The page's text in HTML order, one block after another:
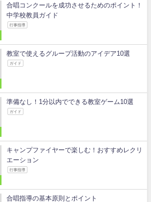
合唱コンクールを成功させるためのポイント！
中学校教員ガイド
行事指導
教室で使えるグループ活動のアイデア10選
ガイド
準備なし！1分以内でできる教室ゲーム10選
ガイド
キャンプファイヤーで楽しむ！おすすめレクリ
エーション
行事指導
合唱指導の基本原則とポイント